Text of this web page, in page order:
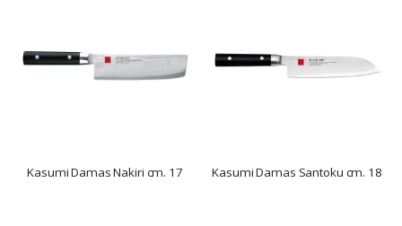
Kasumi Damas Nakiri cm. 17 Kasumi Damas Santoku cm. 18